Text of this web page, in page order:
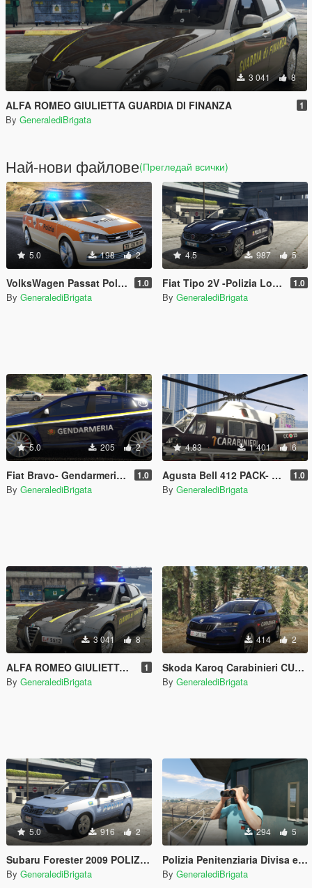
3 041 8
ALFA ROMEO GIULIETTA GUARDIA DI FINANZA 1
By GeneralediBrigata
Най-нови файлове(Прегледай всички)
5.0 198 2
VolksWagen Passat Polizia Cantonale Ticino- Svizzera- 1.0
By GeneralediBrigata
4.5 987 5
Fiat Tipo 2V -Polizia Locale-Comune di Trinitapoli 1.0
By GeneralediBrigata
5.0 205 2
Fiat Bravo- Gendarmeria Vaticana 1.0
By GeneralediBrigata
4.83 1 401 6
Agusta Bell 412 PACK- CARABINIERI e GUARDIA DI FINANZA 1.0
By GeneralediBrigata
3 041 8
ALFA ROMEO GIULIETTA GUARDIA DI FINANZA 1
By GeneralediBrigata
414 2
Skoda Karoq Carabinieri CUTFAA 1515
By GeneralediBrigata
5.0 916 2
Subaru Forester 2009 POLIZIA - Reparto Prevenzione Crimine
By GeneralediBrigata
294 5
Polizia Penitenziaria Divisa estiva per Michael
By GeneralediBrigata